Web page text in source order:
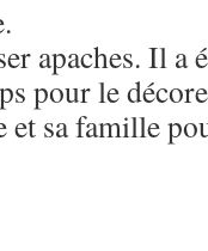
apaches. Il a
pour le
sa famille